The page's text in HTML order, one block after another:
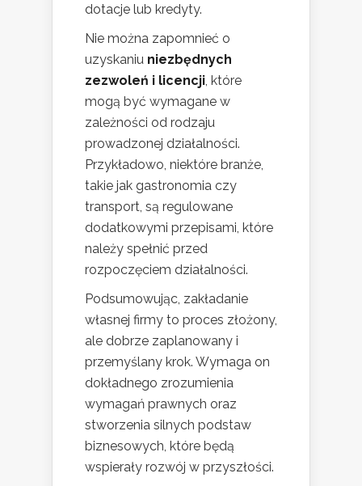
dotacje lub kredyty.
Nie można zapomnieć o
uzyskaniu niezbędnych
zezwoleń i licencji, które
mogą być wymagane w
zależności od rodzaju
prowadzonej działalności.
Przykładowo, niektóre branże,
takie jak gastronomia czy
transport, są regulowane
dodatkowymi przepisami, które
należy spełnić przed
rozpoczęciem działalności.
Podsumowując, zakładanie
własnej firmy to proces złożony,
ale dobrze zaplanowany i
przemyślany krok. Wymaga on
dokładnego zrozumienia
wymagań prawnych oraz
stworzenia silnych podstaw
biznesowych, które będą
wspierały rozwój w przyszłości.